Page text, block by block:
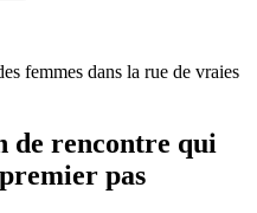
femmes dans la rue de vraies
de rencontre qui
pas